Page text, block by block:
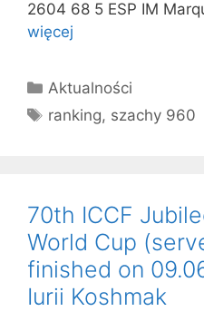
2604 68 5 ESP IM
więcej
Kategorie
Aktualności
Tagi
ranking, szachy 960
70th ICCF
World Cup
finished on
Iurii Koshmak